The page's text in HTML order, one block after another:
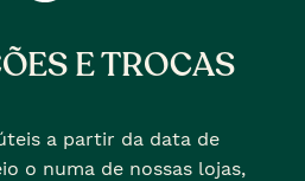
E TROCAS
a partir da data de
o numa de nossas lojas,